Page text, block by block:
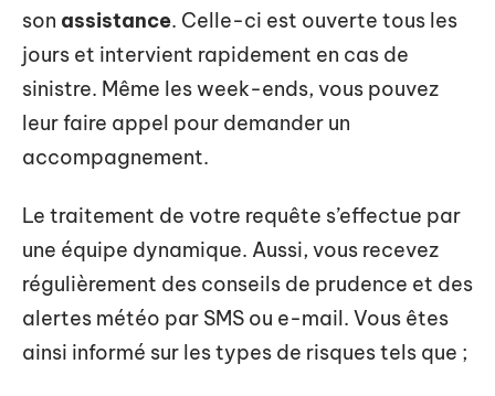
son assistance. Celle-ci est ouverte tous les
jours et intervient rapidement en cas de
sinistre. Même les week-ends, vous pouvez
leur faire appel pour demander un
accompagnement.
Le traitement de votre requête s’effectue par
une équipe dynamique. Aussi, vous recevez
régulièrement des conseils de prudence et des
alertes météo par SMS ou e-mail. Vous êtes
ainsi informé sur les types de risques tels que ;